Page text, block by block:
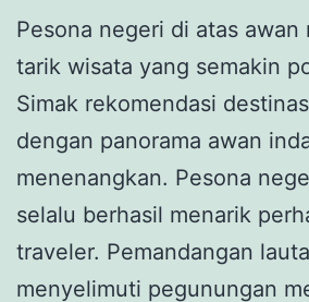
Pesona negeri di atas awan
tarik wisata yang semakin
Simak rekomendasi
dengan panorama awan
menenangkan. Pesona
selalu berhasil menarik
traveler. Pemandangan
menyelimuti pegunungan